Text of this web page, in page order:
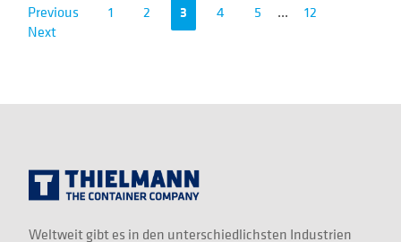
Previous 1 2 3 4 5 ...
12
Next
Weltweit gibt es in den unterschiedlichsten Industrien